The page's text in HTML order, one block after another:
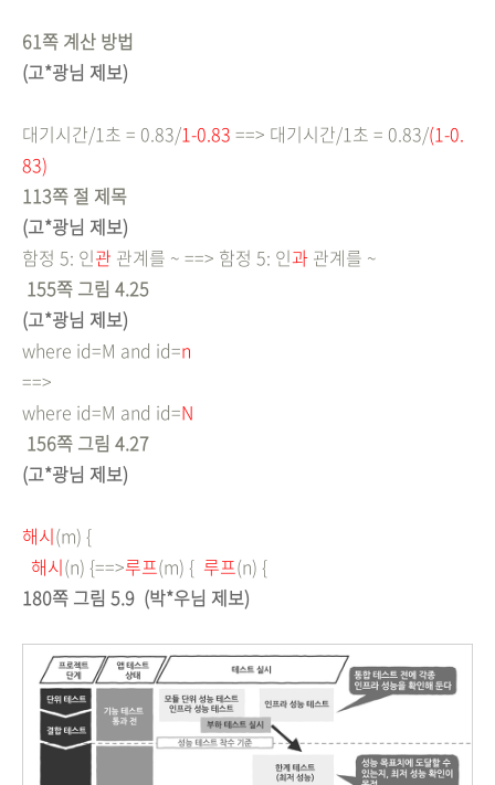
61쪽 계산 방법
(고*광님 제보)
대기시간/1초 = 0.83/1-0.83 ==> 대기시간/1초 = 0.83/(1-0.
83)
113쪽 절 제목
(고*광님 제보)
함정 5: 인관 관계를 ~ ==> 함정 5: 인과 관계를 ~
155쪽 그림 4.25
(고*광님 제보)
where id=M and id=n
==>
where id=M and id=N
156쪽 그림 4.27
(고*광님 제보)
해시(m) {
해시(n) {==>루프(m) { 루프(n) {
180쪽 그림 5.9 (박*우님 제보)